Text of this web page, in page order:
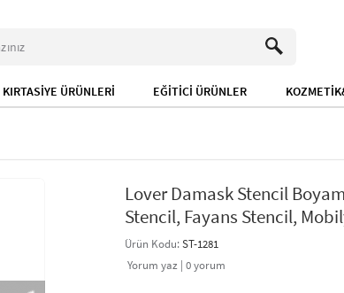
KIRTASİYE ÜRÜNLERİ EĞİTİCİ ÜRÜNLER
Lover Damask Stencil
Stencil, Fayans Stencil,
Ürün Kodu:ST-1281
Yorum yaz | 0yorum